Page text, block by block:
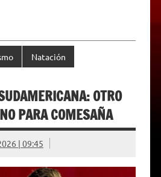
Natación
OTRO
PARA COMESAÑA
| 09:45